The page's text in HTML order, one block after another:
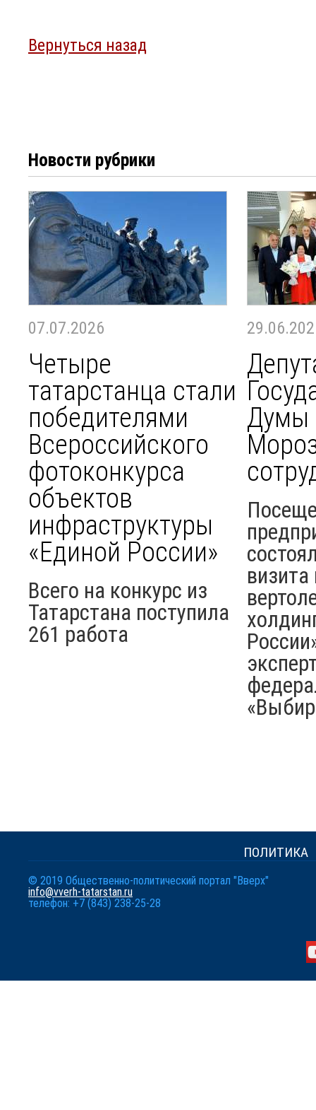
Вернуться назад
Новости рубрики
07.07.2026
Четыре
татарстанца стали
победителями
Всероссийского
фотоконкурса
объектов
инфраструктуры
«Единой России»
Всего на конкурс из
Татарстана поступила
261 работа
Думы
ПОЛИТИКА
© 2019 Общественно-политический портал "Вверх"
info@vverh-tatarstan.ru
телефон: +7 (843) 238-25-28